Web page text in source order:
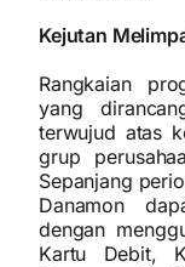
Kejutan
Rangkaian
yang
terwujud atas
grup
Sepanjang
Danamon
dengan
Kartu Debit,